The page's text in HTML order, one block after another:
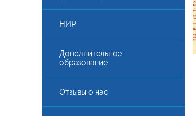
НИР
Дополнительное
образование
Отзывы о нас